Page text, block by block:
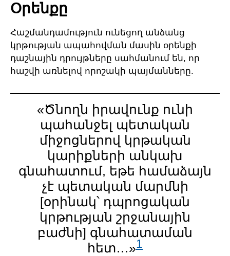
Օրենքը
Հաշմանդամություն ունեցող անձանց
կրթության ապահովման մասին օրենքի
դաշնային դրույթները սահմանում են, որ
հաշվի առնելով որոշակի պայմանները.
«Ծնողն իրավունք ունի
պահանջել պետական
միջոցներով կրթական
կարիքների անկախ
գնահատում, եթե համաձայն
չէ պետական մարմնի
[օրինակ՝ դպրոցական
կրթության շրջանային
բաժնի] գնահատաման
հետ…»1